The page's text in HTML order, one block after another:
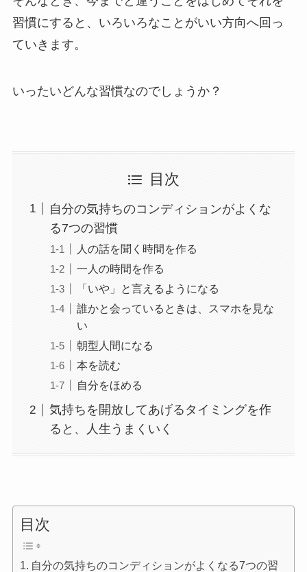
習慣にすると、いろいろなことがいい方向へ回っ
ていきます。
いったいどんな習慣なのでしょうか？
目次
自分の気持ちのコンディションがよくな
る7つの習慣
人の話を聞く時間を作る
一人の時間を作る
「いや」と言えるようになる
誰かと会っているときは、スマホを見な
い
朝型人間になる
本を読む
自分をほめる
気持ちを開放してあげるタイミングを作
ると、人生うまくいく
目次
自分の気持ちのコンディションがよくなる7つの習